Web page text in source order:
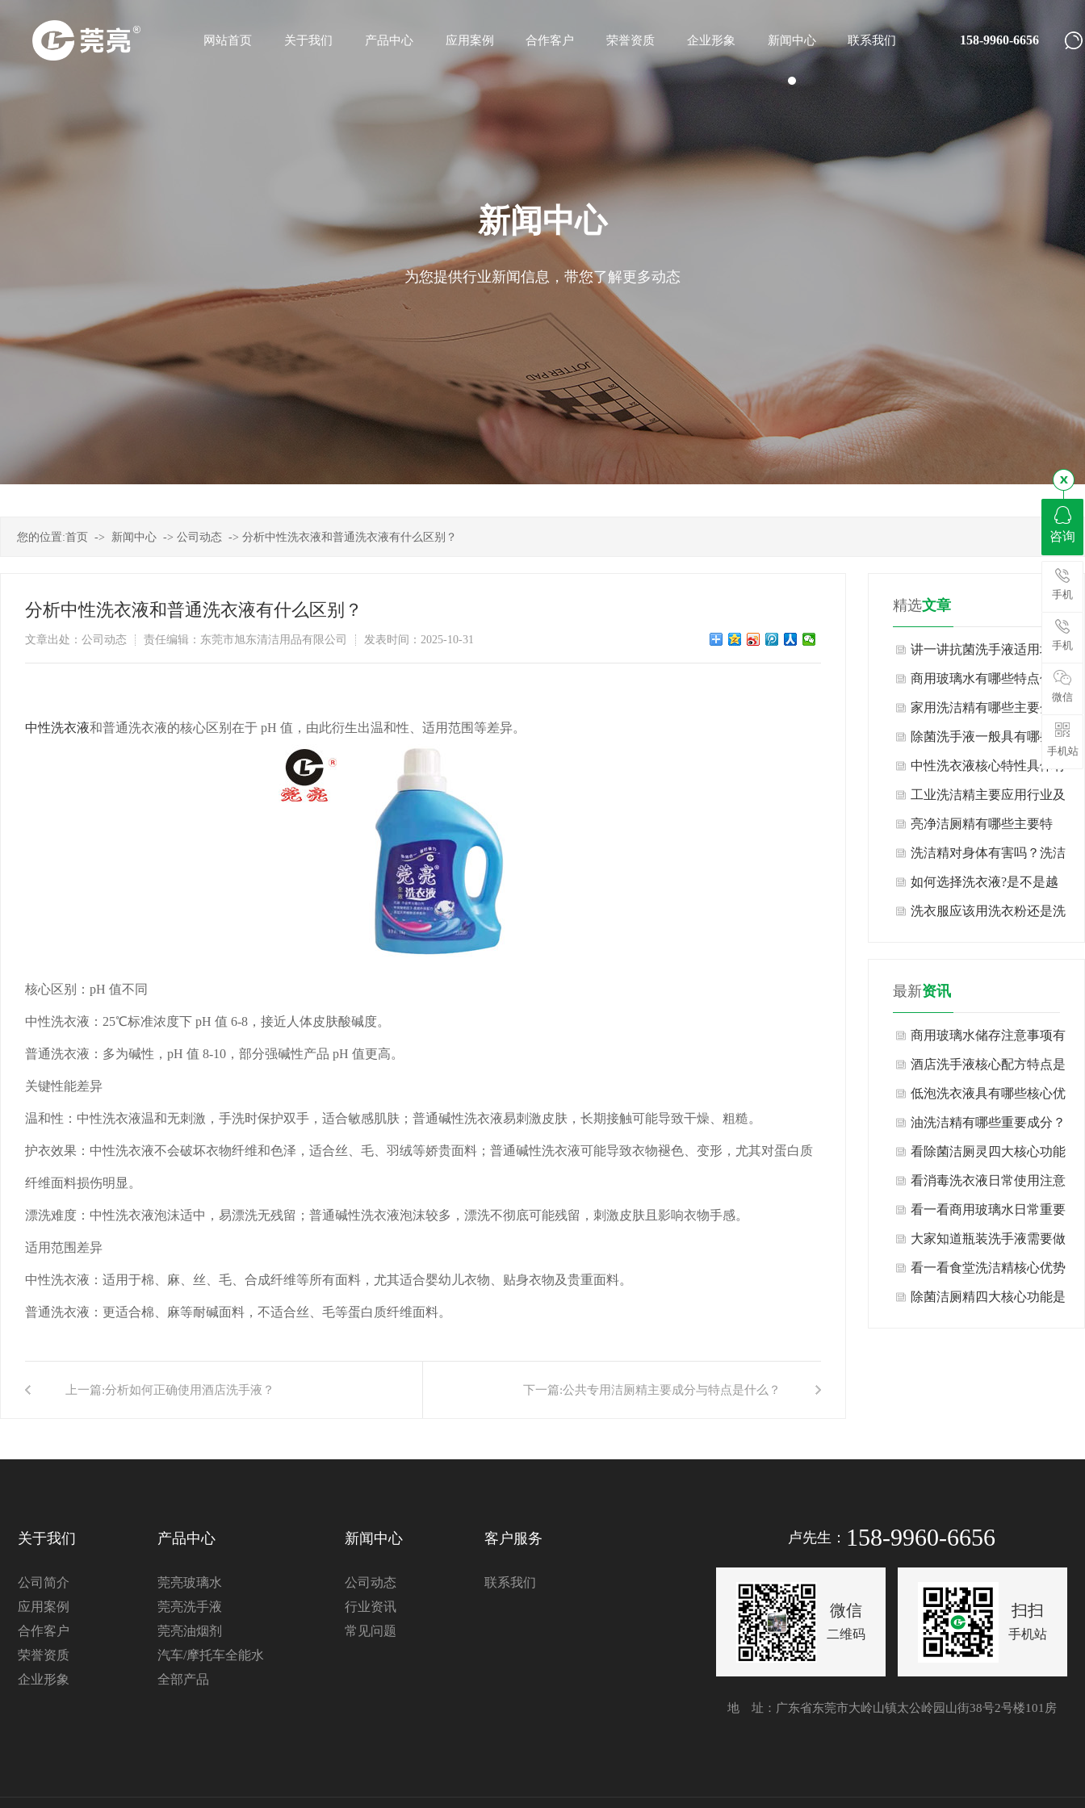
网站首页 关于我们 产品中心 应用案例 合作客户 荣誉资质 企业形象 新闻中心 联系我们 158-9960-6656
新闻中心
为您提供行业新闻信息，带您了解更多动态
您的位置:首页 -> 新闻中心 -> 公司动态 -> 分析中性洗衣液和普通洗衣液有什么区别？
分析中性洗衣液和普通洗衣液有什么区别？
文章出处：公司动态 责任编辑：东莞市旭东清洁用品有限公司 发表时间：2025-10-31
中性洗衣液和普通洗衣液的核心区别在于 pH 值，由此衍生出温和性、适用范围等差异。
核心区别：pH 值不同
中性洗衣液：25℃标准浓度下 pH 值 6-8，接近人体皮肤酸碱度。
普通洗衣液：多为碱性，pH 值 8-10，部分强碱性产品 pH 值更高。
关键性能差异
温和性：中性洗衣液温和无刺激，手洗时保护双手，适合敏感肌肤；普通碱性洗衣液易刺激皮肤，长期接触可能导致干燥、粗糙。
护衣效果：中性洗衣液不会破坏衣物纤维和色泽，适合丝、毛、羽绒等娇贵面料；普通碱性洗衣液可能导致衣物褪色、变形，尤其对蛋白质
纤维面料损伤明显。
漂洗难度：中性洗衣液泡沫适中，易漂洗无残留；普通碱性洗衣液泡沫较多，漂洗不彻底可能残留，刺激皮肤且影响衣物手感。
适用范围差异
中性洗衣液：适用于棉、麻、丝、毛、合成纤维等所有面料，尤其适合婴幼儿衣物、贴身衣物及贵重面料。
普通洗衣液：更适合棉、麻等耐碱面料，不适合丝、毛等蛋白质纤维面料。
上一篇:分析如何正确使用酒店洗手液？ 下一篇:公共专用洁厕精主要成分与特点是什么？
精选文章
讲一讲抗菌洗手液适用场景
与不适用场景有哪些？
商用玻璃水有哪些特点优
势？
家用洗洁精有哪些主要分
类？
除菌洗手液一般具有哪些特
点？
中性洗衣液核心特性具体有
哪些表现？
工业洗洁精主要应用行业及
场景有哪些？
亮净洁厕精有哪些主要特
点？
洗洁精对身体有害吗？洗洁
精生产厂家告诉你现在知道
也许还不算晚！
如何选择洗衣液?是不是越
浓越好?
洗衣服应该用洗衣粉还是洗
最新资讯
商用玻璃水储存注意事项有
哪些方面？
酒店洗手液核心配方特点是
什么?
低泡洗衣液具有哪些核心优
势值得选择？
油洗洁精有哪些重要成分？
看除菌洁厕灵四大核心功能
是什么？
看消毒洗衣液日常使用注意
事项有哪些方面？
看一看商用玻璃水日常重要
用途有哪些？
大家知道瓶装洗手液需要做
哪些日常清洁保养吗？
看一看食堂洗洁精核心优势
是什么？
除菌洁厕精四大核心功能是
关于我们
公司简介
应用案例
合作客户
荣誉资质
企业形象
产品中心
莞亮玻璃水
莞亮洗手液
莞亮油烟剂
汽车/摩托车全能水
全部产品
新闻中心
公司动态
行业资讯
常见问题
客户服务
联系我们
卢先生： 158-9960-6656
微信
二维码
扫扫
手机站
地 址：广东省东莞市大岭山镇太公岭园山街38号2号楼101房
咨询
手机
手机
微信
手机站